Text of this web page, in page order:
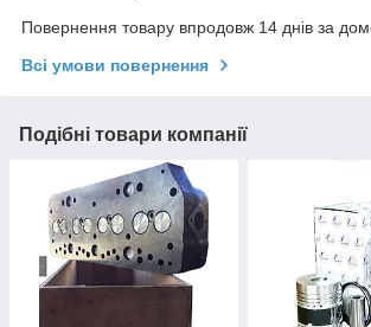
Повернення товару впродовж 14 днів за
Всі умови повернення
Подібні товари компанії